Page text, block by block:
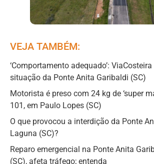
VEJA TAMBÉM:
‘Comportamento adequado’:
situação da Ponte Anita Garibaldi (SC)
Motorista é preso com 24 kg de ‘super
101, em Paulo Lopes (SC)
O que provocou a interdição da Ponte
Laguna (SC)?
Reparo emergencial na Ponte Anita
(SC), afeta tráfego; entenda